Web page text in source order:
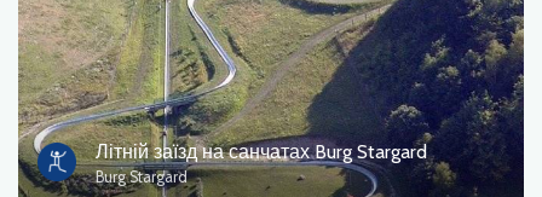
Літній заїзд на санчатах Burg Stargard
Burg Stargard